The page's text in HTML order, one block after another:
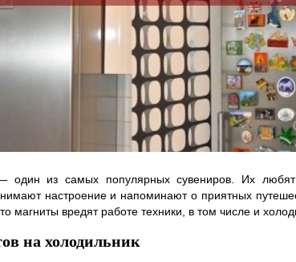
один из самых популярных сувениров. Их
настроение и напоминают о приятных
магниты вредят работе техники, в том числе и
на холодильник